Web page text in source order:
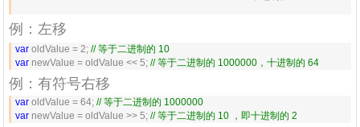
例：左移
var oldValue = 2; // 等于二进制的 10
var newValue = oldValue << 5; // 等于二进制的 1000000，十进制的 64
例：有符号右移
var oldValue = 64; // 等于二进制的 1000000
var newValue = oldValue >> 5; // 等于二进制的 10 ，即十进制的 2